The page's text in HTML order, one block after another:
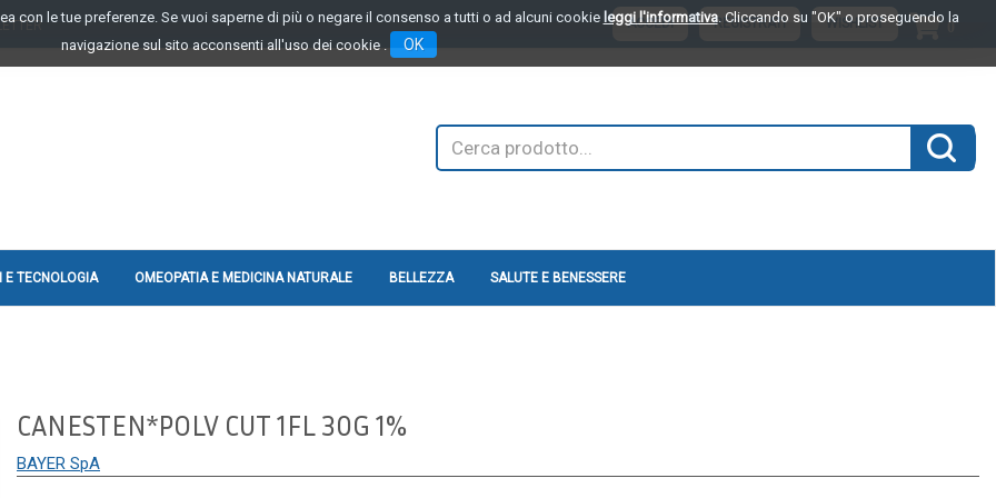
con le tue preferenze. Se vuoi saperne di più o negare il consenso a tutti o ad alcuni cookie leggi l'informativa. Cliccando su "OK" o proseguendo la
navigazione sul sito acconsenti all'uso dei cookie .
OK
ACCEDI REGISTRATI WISHLIST 0
Cerca
Prodotto
E TECNOLOGIA OMEOPATIA E MEDICINA NATURALE BELLEZZA SALUTE E BENESSERE
CANESTEN*POLV CUT 1FL 30G 1%
BAYER SpA